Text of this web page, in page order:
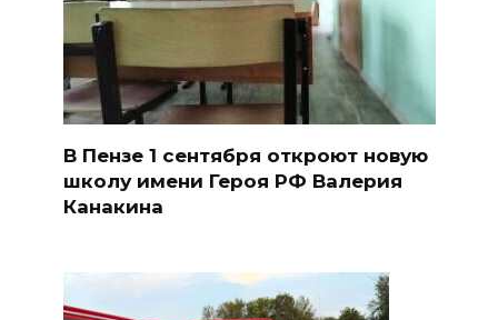
В Пензе 1 сентября откроют новую
школу имени Героя РФ Валерия
Канакина